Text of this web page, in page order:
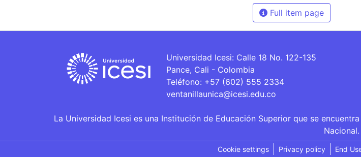
Full item page
Universidad Icesi: Calle 18 No. 122-135
Pance, Cali - Colombia
Teléfono: +57 (602) 555 2334
ventanillaunica@icesi.edu.co
La Universidad Icesi es una Institución de Educación Superior que se
Nacional.
Cookie settings Privacy policy End